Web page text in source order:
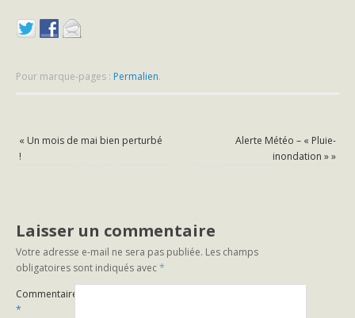
Pour marque-pages : Permalien.
« Un mois de mai bien perturbé
!
Alerte Météo – « Pluie-
inondation »»
Laisser un commentaire
Votre adresse e-mail ne sera pas publiée. Les champs
obligatoires sont indiqués avec*
Commentaire
*